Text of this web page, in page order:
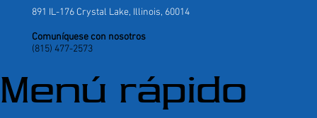
891 IL-176 Crystal Lake, Illinois, 60014
Comuníquese con nosotros
(815) 477-2573
Menú rápido